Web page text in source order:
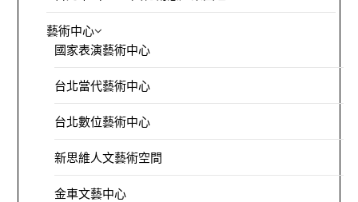
藝術中心
國家表演藝術中心
台北當代藝術中心
台北數位藝術中心
新思維人文藝術空間
金車文藝中心